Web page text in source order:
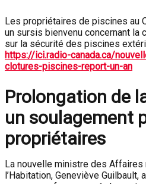
Les propriétaires de piscines au
un sursis bienvenu concernant la
sur la sécurité des piscines
https://ici.radio-canada.ca/
clotures-piscines-report-un-an
Prolongation de
un soulagement
propriétaires
La nouvelle ministre des
l’Habitation, Geneviève